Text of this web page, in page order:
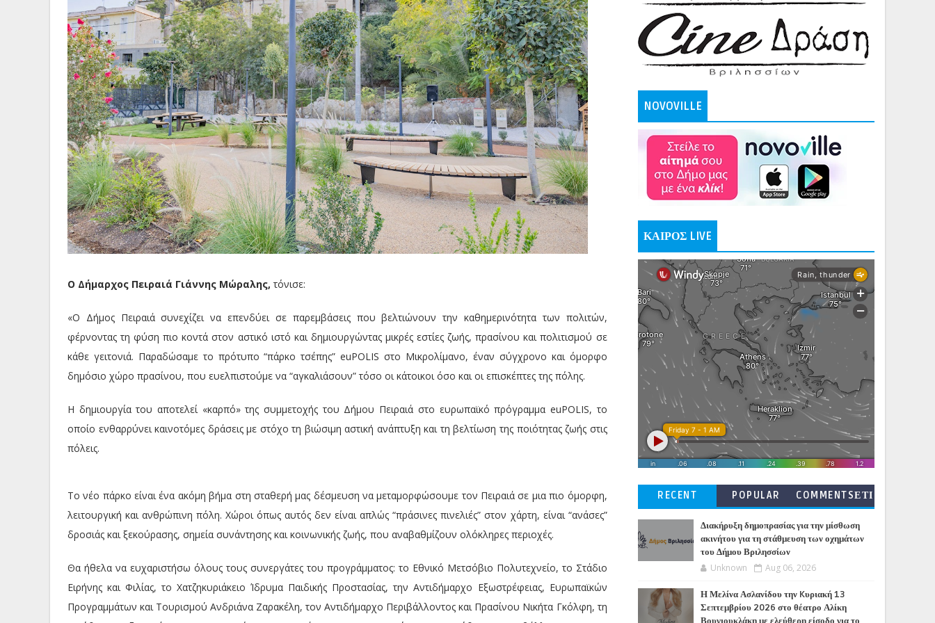
Ο Δήμαρχος Πειραιά Γιάννης Μώραλης, τόνισε:
«Ο Δήμος Πειραιά συνεχίζει να επενδύει σε παρεμβάσεις που βελτιώνουν την καθημερινότητα των πολιτών,
φέρνοντας τη φύση πιο κοντά στον αστικό ιστό και δημιουργώντας μικρές εστίες ζωής, πρασίνου και πολιτισμού σε
κάθε γειτονιά. Παραδώσαμε το πρότυπο “πάρκο τσέπης” euPOLIS στο Μικρολίμανο, έναν σύγχρονο και όμορφο
δημόσιο χώρο πρασίνου, που ευελπιστούμε να “αγκαλιάσουν” τόσο οι κάτοικοι όσο και οι επισκέπτες της πόλης.
Η δημιουργία του αποτελεί «καρπό» της συμμετοχής του Δήμου Πειραιά στο ευρωπαϊκό πρόγραμμα euPOLIS, το
οποίο ενθαρρύνει καινοτόμες δράσεις με στόχο τη βιώσιμη αστική ανάπτυξη και τη βελτίωση της ποιότητας ζωής στις
πόλεις.
Το νέο πάρκο είναι ένα ακόμη βήμα στη σταθερή μας δέσμευση να μεταμορφώσουμε τον Πειραιά σε μια πιο όμορφη,
λειτουργική και ανθρώπινη πόλη. Χώροι όπως αυτός δεν είναι απλώς “πράσινες πινελιές” στον χάρτη, είναι “ανάσες”
δροσιάς και ξεκούρασης, σημεία συνάντησης και κοινωνικής ζωής, που αναβαθμίζουν ολόκληρες περιοχές.
Θα ήθελα να ευχαριστήσω όλους τους συνεργάτες του προγράμματος: το Εθνικό Μετσόβιο Πολυτεχνείο, το Στάδιο
Ειρήνης και Φιλίας, το Χατζηκυριάκειο Ίδρυμα Παιδικής Προστασίας, την Αντιδήμαρχο Εξωστρέφειας, Ευρωπαϊκών
Προγραμμάτων και Τουρισμού Ανδριάνα Ζαρακέλη, τον Αντιδήμαρχο Περιβάλλοντος και Πρασίνου Νικήτα Γκόλφη, τη
NOVOVILLE
ΚΑΙΡΟΣ LIVE
RECENT POPULAR
COMMENTSΕΤΙ
Διακήρυξη δημοπρασίας για την μίσθωση
ακινήτου για τη στάθμευση των οχημάτων
του Δήμου Βριλησσίων
Unknown Aug 06, 2026
Η Μελίνα Ασλανίδου την Kυριακή 13
Σεπτεμβρίου 2026 στο θέατρο Αλίκη